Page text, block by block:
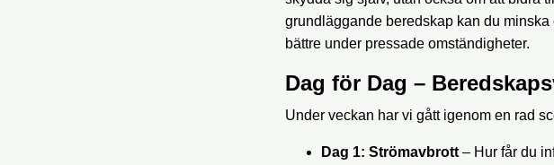
grundläggande beredskap kan du
bättre under pressade omständigheter.
Dag för Dag –
Under veckan har vi gått igenom en rad
Dag 1: Strömavbrott– Hur får du